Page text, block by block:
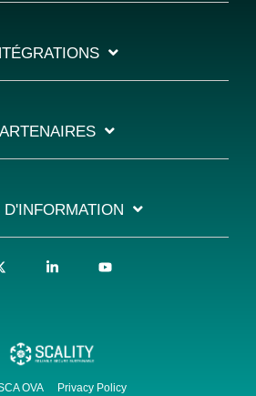
D'INFORMATION
OVA Privacy Policy
LinkedinYouTube